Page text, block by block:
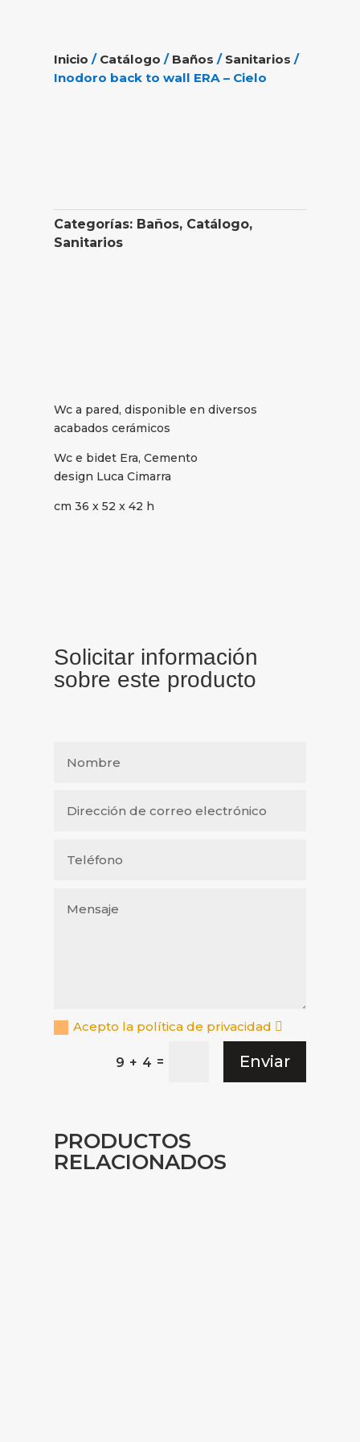
Inicio / Catálogo / Baños / Sanitarios /
Inodoro back to wall ERA – Cielo
Categorías: Baños, Catálogo,
Sanitarios
Wc a pared, disponible en diversos
acabados cerámicos
Wc e bidet Era, Cemento
design Luca Cimarra
cm 36 x 52 x 42 h
Solicitar información
sobre este producto
Acepto la política de privacidad
9 + 4 = Enviar
PRODUCTOS
RELACIONADOS